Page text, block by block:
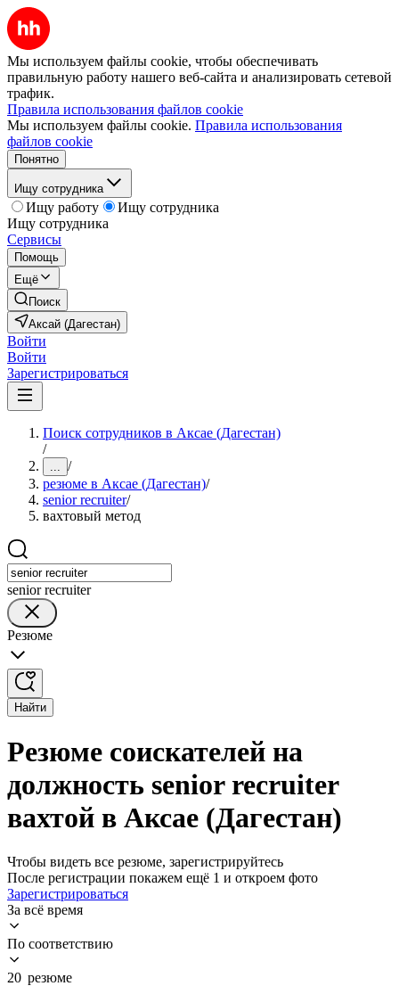
Мы используем файлы cookie, чтобы обеспечивать
правильную работу нашего веб-сайта и анализировать сетевой
трафик.
Правила использования файлов cookie
Мы используем файлы cookie. Правила использования
файлов cookie
Понятно
Ищу сотрудника
Ищу работу
Ищу сотрудника
Ищу сотрудника
Сервисы
Помощь
Ещё
Поиск
Аксай (Дагестан)
Войти
Войти
Зарегистрироваться
Поиск сотрудников в Аксае (Дагестан)
/
... /
резюме в Аксае (Дагестан)/
senior recruiter/
вахтовый метод
senior recruiter
Резюме
Найти
Резюме соискателей на
должность senior recruiter
вахтой в Аксае (Дагестан)
Чтобы видеть все резюме, зарегистрируйтесь
После регистрации покажем ещё 1 и откроем фото
Зарегистрироваться
За всё время
По соответствию
20 резюме